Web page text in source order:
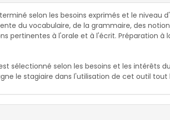
selon les besoins exprimés et le niveau
du vocabulaire, de la grammaire, des
pertinentes à l'orale et à l'écrit. Préparation à
sélectionné selon les besoins et les intérêts
le stagiaire dans l'utilisation de cet outil tout